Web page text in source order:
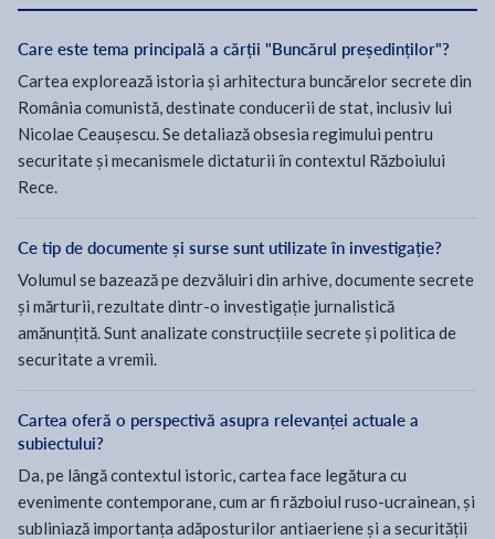
Care este tema principală a cărții "Buncărul președinților"?
Cartea explorează istoria și arhitectura buncărelor secrete din
România comunistă, destinate conducerii de stat, inclusiv lui
Nicolae Ceaușescu. Se detaliază obsesia regimului pentru
securitate și mecanismele dictaturii în contextul Războiului
Rece.
Ce tip de documente și surse sunt utilizate în investigație?
Volumul se bazează pe dezvăluiri din arhive, documente secrete
și mărturii, rezultate dintr-o investigație jurnalistică
amănunțită. Sunt analizate construcțiile secrete și politica de
securitate a vremii.
Cartea oferă o perspectivă asupra relevanței actuale a
subiectului?
Da, pe lângă contextul istoric, cartea face legătura cu
evenimente contemporane, cum ar fi războiul ruso-ucrainean, și
subliniază importanța adăposturilor antiaeriene și a securității